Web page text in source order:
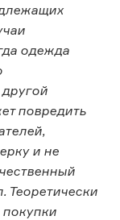
одежда
повредить
и не
Теоретически
покупки